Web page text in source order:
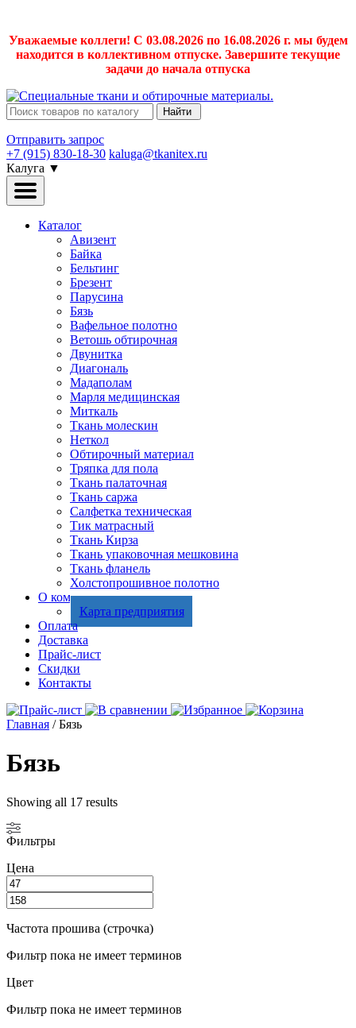
Уважаемые коллеги! С 03.08.2026 по 16.08.2026 г. мы будем
находится в коллективном отпуске. Завершите текущие
задачи до начала отпуска
Найти
Отправить запрос
+7 (915) 830-18-30 kaluga@tkanitex.ru
Калуга ▼
Каталог
Авизент
Байка
Бельтинг
Брезент
Парусина
Бязь
Вафельное полотно
Ветошь обтирочная
Двунитка
Диагональ
Мадаполам
Марля медицинская
Миткаль
Ткань молескин
Неткол
Обтирочный материал
Тряпка для пола
Ткань палаточная
Ткань саржа
Салфетка техническая
Тик матрасный
Ткань Кирза
Ткань упаковочная мешковина
Ткань фланель
Холстопрошивное полотно
О компании
Карта предприятия
Оплата
Доставка
Прайс-лист
Скидки
Контакты
Главная / Бязь
Бязь
Showing all 17 results
Фильтры
Цена
Частота прошива (строчка)
Фильтр пока не имеет терминов
Цвет
Фильтр пока не имеет терминов